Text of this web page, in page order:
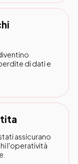
di dati e
assicurano
l'operatività